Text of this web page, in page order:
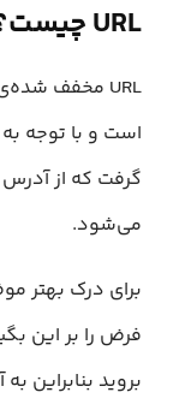
URL چیست؟
URL مخفف شده‌ی عبارت
است و با توجه
می‌شود.
برای درک بهتر
فرض را بر این
بروید بنابراین